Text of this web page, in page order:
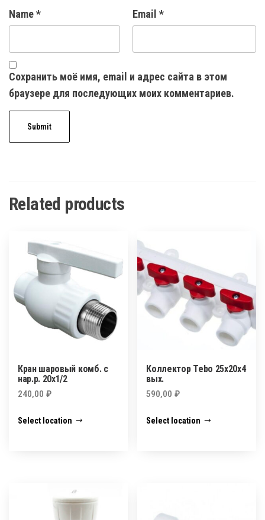
Name* Email *
Сохранить моё имя, email и адрес сайта в этом
браузере для последующих моих комментариев.
Related products
Кран шаровый комб. с
нар.р. 20х1/2
240,00 ₽
Select location
Коллектор Tebo 25x20x4
вых.
590,00₽
Select location